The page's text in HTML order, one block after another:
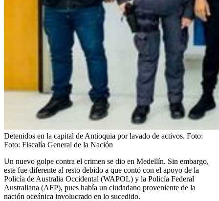
Detenidos en la capital de Antioquia por lavado de activos. Foto:
Foto: Fiscalía General de la Nación
Un nuevo golpe contra el crimen se dio en Medellín. Sin embargo,
este fue diferente al resto debido a que contó con el apoyo de la
Policía de Australia Occidental (WAPOL) y la Policía Federal
Australiana (AFP), pues había un ciudadano proveniente de la
nación oceánica involucrado en lo sucedido.